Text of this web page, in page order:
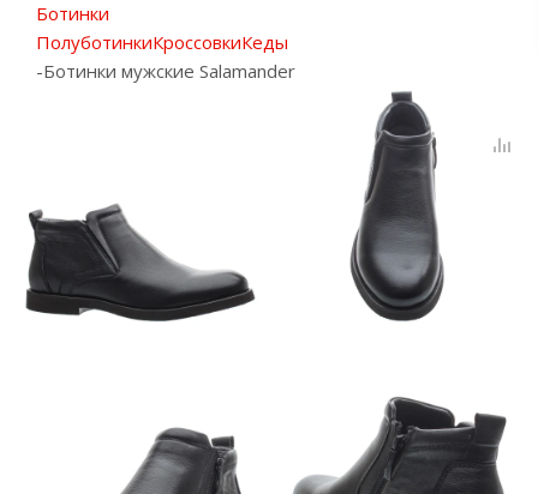
Ботинки
ПолуботинкиКроссовкиКеды
-Ботинки мужские Salamander